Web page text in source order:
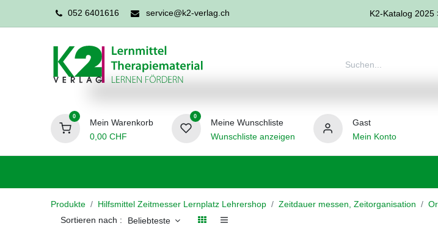
052 6401616 service@k2-verlag.ch K2-Katalog 2025
0
Mein Warenkorb
0,00CHF
0
Meine Wunschliste
Wunschliste anzeigen
Gast
Mein Konto
Produkte Hilfsmittel Zeitmesser Lernplatz Lehrershop Zeitdauer messen, Zeitorganisation
Sortieren nach :
Beliebteste